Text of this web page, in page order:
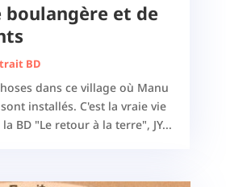
boulangère et de
BD
dans ce village où Manu
installés. C'est la vraie vie
BD "Le retour à la terre", JY...